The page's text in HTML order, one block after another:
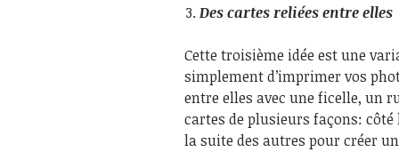
Des cartes reliées entre elles
Cette troisième idée est une
simplement d’imprimer vos
entre elles avec une ficelle, un
cartes de plusieurs façons:
la suite des autres pour créer